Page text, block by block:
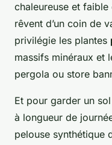
chaleureuse et
rêvent d’un coin de
privilégie les plantes
massifs minéraux et
pergola ou store
Et pour garder un
à longueur de
pelouse synthétique